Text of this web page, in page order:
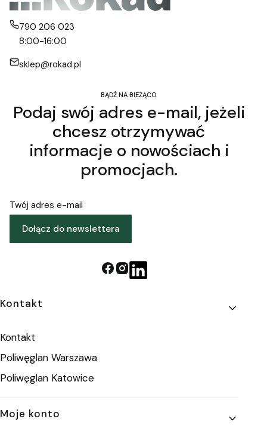
790 206 023
8:00-16:00
sklep@rokad.pl
BĄDŹ NA BIEŻĄCO
Podaj swój adres e-mail, jeżeli
chcesz otrzymywać
informacje o nowościach i
promocjach.
Twój adres e-mail
Dołącz do newslettera
Linki w stopce
Kontakt
Kontakt
Poliwęglan Warszawa
Poliwęglan Katowice
Moje konto